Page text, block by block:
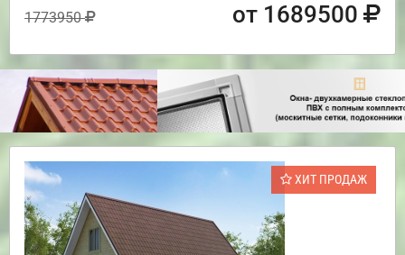
1773950 от 1689500
ХИТ ПРОДАЖ